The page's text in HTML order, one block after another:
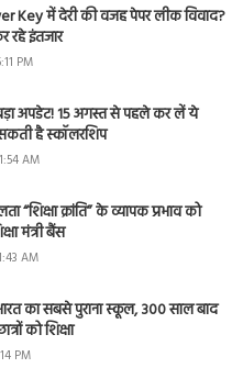
Key में देरी की वजह पेपर लीक विवाद?
रहे इंतजार
PM
बड़ा अपडेट! 15 अगस्त से पहले कर लें ये
है स्कॉलरशिप
AM
“शिक्षा क्रांति” के व्यापक प्रभाव को
मंत्री बैंस
AM
का सबसे पुराना स्कूल, 300 साल बाद
को शिक्षा
PM